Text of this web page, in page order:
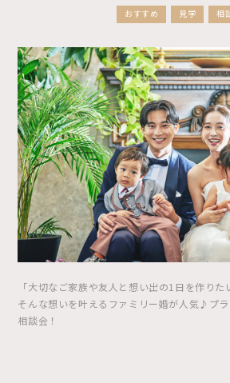
おすすめ 見学 相
「大切なご家族や友人と想い出の1日を作りた
そんな想いを叶えるファミリー婚が人気♪プ
相談会！